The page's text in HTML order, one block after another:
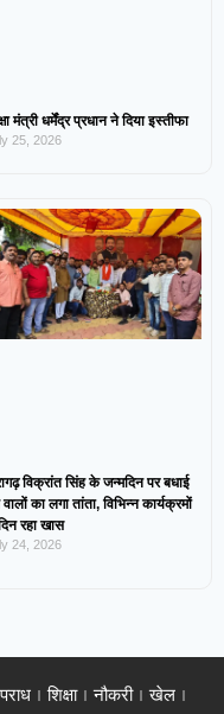
मंत्री धर्मेंद्र प्रधान ने दिया इस्तीफा
25, 2026
विक्रांत सिंह के जन्मदिन पर बधाई
का लगा तांता, विभिन्न कार्यक्रमों
रहा खास
24, 2026
शिक्षा नौकरी
खेल